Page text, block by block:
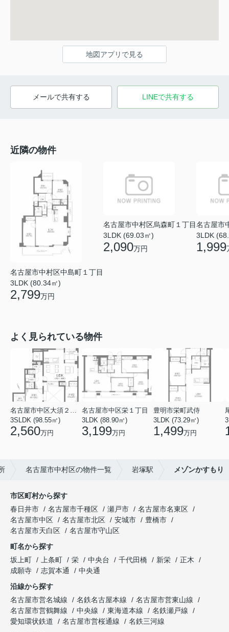
地図アプリで見る
メールで共有する LINEで共有する
近隣の物件
名古屋市中村区中島町１丁目
3LDK (80.34㎡)
2,799万円
名古屋市中村区烏森町１丁目
3LDK (69.03㎡)
2,090万円
名古屋市
3LDK
1,999
よく見られている物件
3SLDK (98.55㎡)
2,560万円
名古屋市中区栄１丁目
3LDK (88.90㎡)
3,199万円
豊明市栄町武侍
3LDK (73.29㎡)
1,499万円
名古屋市中村区の物件一覧 岩塚駅 メゾンかすもり
市区町村から探す
春日井市
名古屋市千種区 瀬戸市
名古屋市名東区
名古屋市中区
名古屋市北区 安城市
豊橋市
名古屋市天白区
名古屋市守山区
町名から探す
坂上町
上条町 栄 中央台 千代田橋 新栄
正木
成願寺
志賀本通
中央通
沿線から探す
名古屋市営名城線
名鉄名古屋本線
名古屋市営東山線
名古屋市営鶴舞線
中央線 東海道本線
名鉄瀬戸線
愛知環状鉄道
名古屋市営桜通線
名鉄三河線